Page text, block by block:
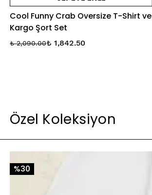
Cool Funny Crab Oversize T-Shirt ve
Kargo Şort Set
₺ 2,090.00₺ 1,842.50
Özel Koleksiyon
%30